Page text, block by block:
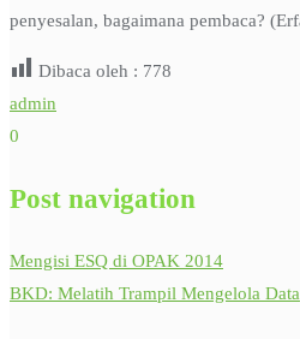
penyesalan, bagaimana pembaca?
Dibaca oleh : 778
admin
0
Post navigation
Mengisi ESQ di OPAK 2014
BKD: Melatih Trampil Mengelola Data